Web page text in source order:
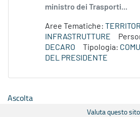
ministro dei Trasporti...
Aree Tematiche:
INFRASTRUTTURE
DECARO
Tipologia:
DEL PRESIDENTE
Ascolta
Valuta questo sito